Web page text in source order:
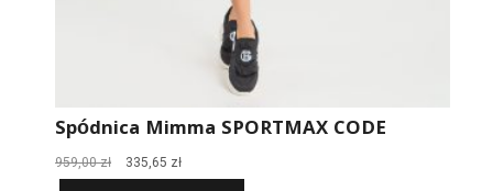
Spódnica Mimma SPORTMAX CODE
959,00zł
Pierwotna
cena
335,65 złAktualna
cena